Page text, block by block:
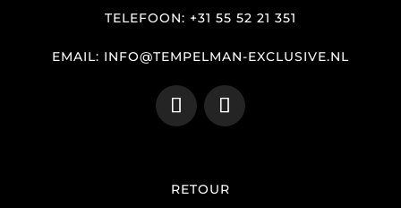
TELEFOON: +31 55 52 21 351
EMAIL: INFO@TEMPELMAN-EXCLUSIVE.NL
RETOUR